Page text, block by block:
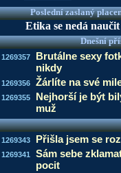
Poslední zaslaný
Etika se nedá
Dnešní
1269357
Brutálne sexy
nikdy
1269356 Žárlíte na své
1269355
Nejhorší je být
muž
1269343 Přišla jsem se
1269341
Sám sebe
pocit